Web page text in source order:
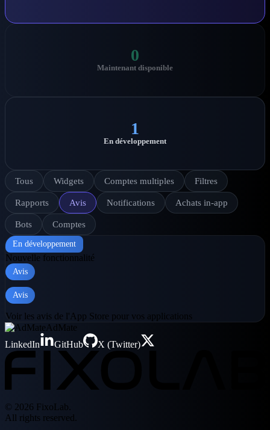
0
Maintenant disponible
1
En développement
Tous Widgets Comptes multiples Filtres
Rapports Avis Notifications Achats in-app
Bots Comptes
En développement
Nouvelle fonctionnalité
Avis
Avis
Voir les avis de l'App Store pour vos applications
AdMate
LinkedIn
GitHub X (Twitter)
© 2026 FixoLab.
All rights reserved.